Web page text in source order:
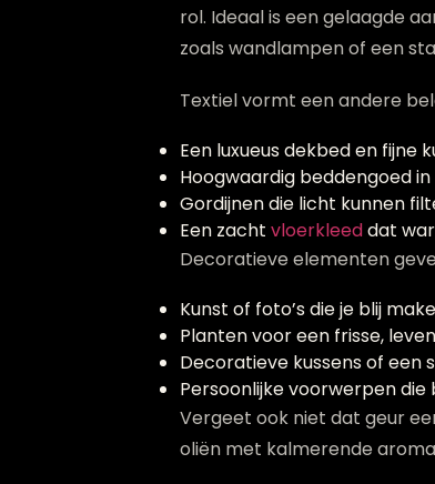
rol. Ideaal is een gelaagde
zoals wandlampen of een
Textiel vormt een andere
Een luxueus dekbed en fijne
Hoogwaardig beddengoed
Gordijnen die licht kunnen
Een zacht vloerkleeddat
Decoratieve elementen
Kunst of foto’s die je blij
Planten voor een frisse,
Decoratieve kussens of een
Persoonlijke voorwerpen
Vergeet ook niet dat geur
oliën met kalmerende